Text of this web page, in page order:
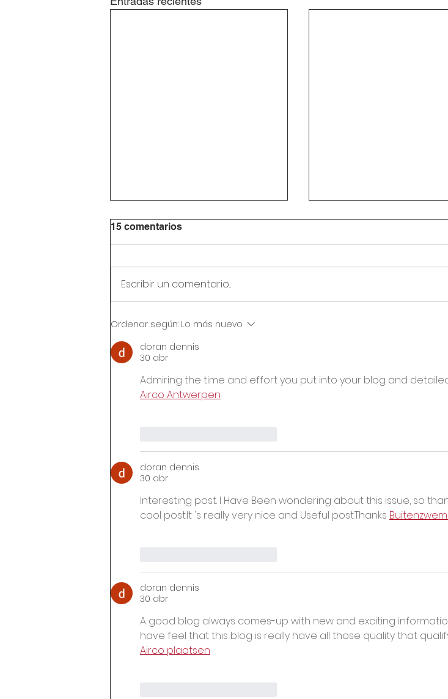
Circular Rectoral #32:
Reunión de padres de
familia 24 de julio de 2026
15 comentarios
Escribir un comentario...
Ordenar según: Lo más nuevo
doran dennis
30 abr
Admiring the time and effort you put into your blog and
Airco Antwerpen
doran dennis
30 abr
Interesting post. I Have Been wondering about this issue, so
cool post.It 's really very nice and Useful post.Thanks
doran dennis
30 abr
A good blog always comes-up with new and exciting
have feel that this blog is really have all those quality that
Airco plaatsen